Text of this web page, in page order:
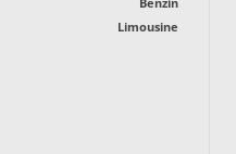
Limousine